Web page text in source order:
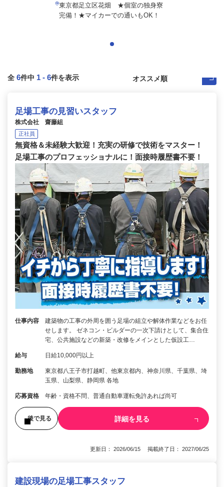
東京都足立区花畑 ★個室の独身寮
完備！★マイカーでの通いもOK！
全 6件中 1 - 6件を表示
足場工事の見習いスタッフ
株式会社 齋藤組
正社員
無資格＆未経験大歓迎！充実の研修で技術をマスター！
足場工事のプロフェッショナルに！面接時履歴書不要！
仕事内容
建築物の工事の外周を囲う足場の組立や解体作業などをお任
せします。 ゼネコン・ビルダーの一次下請けとして、集合住
宅、公共施設などの新築・改修をメインとした仮設工…
給与 日給10,000円以上
勤務地
東京都八王子市打越町、他東京都内、神奈川県、千葉県、埼
玉県、山梨県、静岡県 各地
応募資格 年齢・資格不問、普通自動車運転免許あれば尚可
後で見る 詳細を見る
更新日： 2026/06/15 掲載終了日： 2027/06/25
建設現場の足場工事スタッフ